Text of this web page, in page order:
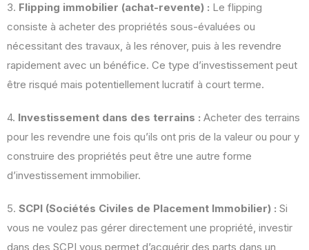
3. Flipping immobilier (achat-revente) : Le flipping
consiste à acheter des propriétés sous-évaluées ou
nécessitant des travaux, à les rénover, puis à les revendre
rapidement avec un bénéfice. Ce type d’investissement peut
être risqué mais potentiellement lucratif à court terme.
4. Investissement dans des terrains : Acheter des terrains
pour les revendre une fois qu’ils ont pris de la valeur ou pour y
construire des propriétés peut être une autre forme
d’investissement immobilier.
5. SCPI (Sociétés Civiles de Placement Immobilier) : Si
vous ne voulez pas gérer directement une propriété, investir
dans des SCPI vous permet d’acquérir des parts dans un